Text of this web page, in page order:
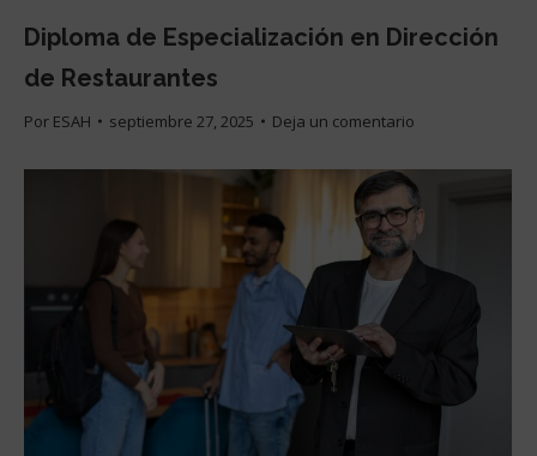
Diploma de Especialización en Dirección
de Restaurantes
Por ESAH septiembre 27, 2025 Deja un comentario